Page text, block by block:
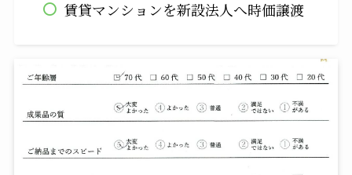
賃貸マンションを新設法人へ時価譲渡